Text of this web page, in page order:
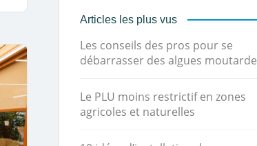
Articles les plus vus
Les conseils des pros pour se
débarrasser des algues moutarde
Le PLU moins restrictif en zones
agricoles et naturelles